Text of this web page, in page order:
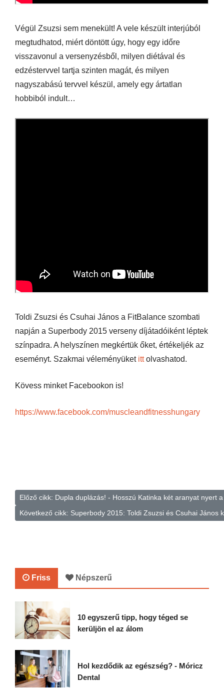
Végül Zsuzsi sem menekült! A vele készült interjúból
megtudhatod, miért döntött úgy, hogy egy időre
visszavonul a versenyzésből, milyen diétával és
edzéstervvel tartja szinten magát, és milyen
nagyszabású tervvel készül, amely egy ártatlan
hobbiból indult…
Toldi Zsuzsi és Csuhai János a FitBalance szombati
napján a Superbody 2015 verseny díjátadóiként léptek
színpadra. A helyszínen megkértük őket, értékeljék az
eseményt. Szakmai véleményüket ittolvashatod.
Kövess minket Facebookon is!
https://www.facebook.com/muscleandfitnesshungary
Előző cikk: Dupla duplázás! - Hosszú Katinka két aranyat nyert
Következő cikk: Superbody 2015: Toldi Zsuzsi és Csuhai János
Friss Népszerű
10 egyszerű tipp, hogy téged se
kerüljön el az álom
Hol kezdődik az egészség? - Móricz
Dental